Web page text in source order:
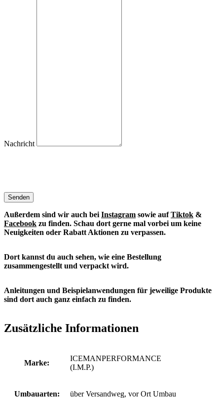
Nachricht
Senden
Außerdem sind wir auch bei Instagram sowie aufTiktok &
Facebook zu finden. Schau dort gerne mal vorbei um keine
Neuigkeiten oder Rabatt Aktionen zu verpassen.
Dort kannst du auch sehen, wie eine Bestellung
zusammengestellt und verpackt wird.
Anleitungen und Beispielanwendungen für jeweilige Produkte
sind dort auch ganz einfach zu finden.
Zusätzliche Informationen
Marke:
ICEMANPERFORMANCE
(I.M.P.)
Umbauarten: über Versandweg, vor Ort Umbau